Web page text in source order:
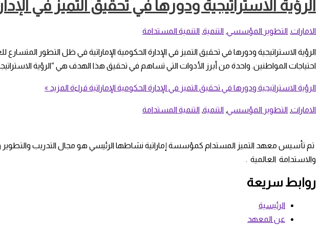
الرؤية الاستراتيجية ودورها في تحقيق التميز في
الامارات, التطوير المؤسسي, التنمية, التنمية المستدامة
الرؤية الاستراتيجية ودورها في تحقيق التميز في الإدارة الحكومية الإماراتية في ظل التطور
احتياجات المواطنين. واحدة من أبرز الأدوات التي تساهم في تحقيق هذا الهدف هي “الرؤية
الرؤية الاستراتيجية ودورها في تحقيق التميز في الإدارة الحكومية الإماراتية قراءة المزيد »
الامارات, التطوير المؤسسي, التنمية, التنمية المستدامة
تم تأسيس معهد التميز المستدام كمؤسسة إماراتية نشاطها الرئيسي هو مجال التدريب والتطوير
والاستدامة العالمية .
روابط سريعة
الرئيسية
عن المعهد